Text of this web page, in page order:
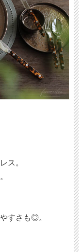
ス。
すさも◎。